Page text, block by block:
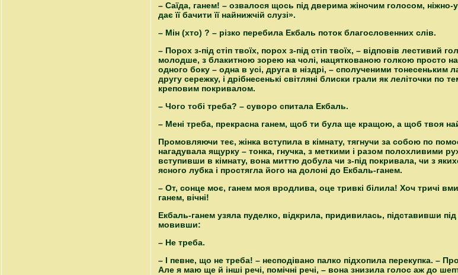
– Саїда, ганем! – озвалося щось під дверима жіночим голосом,
дає її бачити її найнижчій слузі».
– Мін (хто) ? – різко перебила Екбаль поток благословенних слів.
– Порох з-під стіп твоїх, порох з-під стіп твоїх, – відповів лестивий
молодше, з блакитною зорею на чолі, нацяткованою голкою просто
одного боку – одна в усі, друга в ніздрі, – сполученими тонесеньким
другу сережку, і дрібнесенькі світляні блиски грали як леліточки по
креповим покривалом.
– Чого тобі треба? – суворо спитала Екбаль.
– Мені треба, прекрасна ганем, щоб ти була ще кращою, а щоб твоя
Промовляючи теє, жінка вступила в кімнату, тягнучи за собою по
нагадувала ящурку – тонка, гнучка, з меткими і разом полохливими
вступивши в кімнату, вона миттю добула чи з-під покривала, чи з
ясного лубка і простягла його на долоні до Екбаль-ганем.
– От, сонце моє, ганем моя вродлива, оце тривкі білила! Хоч тричі
ганем, вічні!
Екбаль-ганем узяла пуделко, відкрила, придивилась, підставивши
мовивши:
– Не треба.
– І певне, що не треба! – несподівано палко підхопила перекупка. –
Але я маю ще й інші речі, помічні речі, – вона знизила голос аж до